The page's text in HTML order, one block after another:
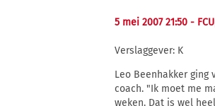
5 mei 2007 21:50 -
Verslaggever: K
Leo Beenhakker
coach. "Ik moet me
weken. Dat is wel